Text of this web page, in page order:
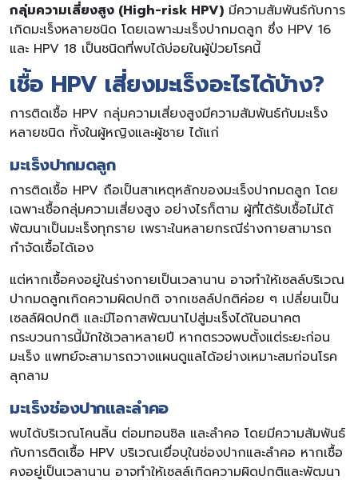
กลุ่มความเสี่ยงสูง (High-risk HPV) มีความสัมพันธ์กับการ
เกิดมะเร็งหลายชนิด โดยเฉพาะมะเร็งปากมดลูก ซึ่ง HPV 16
และ HPV 18 เป็นชนิดที่พบได้บ่อยในผู้ป่วยโรคนี้
เชื้อ HPV เสี่ยงมะเร็งอะไรได้บ้าง?
การติดเชื้อ HPV กลุ่มความเสี่ยงสูงมีความสัมพันธ์กับมะเร็ง
หลายชนิด ทั้งในผู้หญิงและผู้ชาย ได้แก่
มะเร็งปากมดลูก
การติดเชื้อ HPV ถือเป็นสาเหตุหลักของมะเร็งปากมดลูก โดย
เฉพาะเชื้อกลุ่มความเสี่ยงสูง อย่างไรก็ตาม ผู้ที่ได้รับเชื้อไม่ได้
พัฒนาเป็นมะเร็งทุกราย เพราะในหลายกรณีร่างกายสามารถ
กำจัดเชื้อได้เอง
แต่หากเชื้อคงอยู่ในร่างกายเป็นเวลานาน อาจทำให้เซลล์บริเวณ
ปากมดลูกเกิดความผิดปกติ จากเซลล์ปกติค่อย ๆ เปลี่ยนเป็น
เซลล์ผิดปกติ และมีโอกาสพัฒนาไปสู่มะเร็งได้ในอนาคต
กระบวนการนี้มักใช้เวลาหลายปี หากตรวจพบตั้งแต่ระยะก่อน
มะเร็ง แพทย์จะสามารถวางแผนดูแลได้อย่างเหมาะสมก่อนโรค
ลุกลาม
มะเร็งช่องปากและลำคอ
พบได้บริเวณโคนลิ้น ต่อมทอนซิล และลำคอ โดยมีความสัมพันธ์
กับการติดเชื้อ HPV บริเวณเยื่อบุในช่องปากและลำคอ หากเชื้อ
คงอยู่เป็นเวลานาน อาจทำให้เซลล์เกิดความผิดปกติและพัฒนา